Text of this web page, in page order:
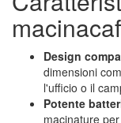
Design
dimensioni
l'ufficio o il
Potente
macinature